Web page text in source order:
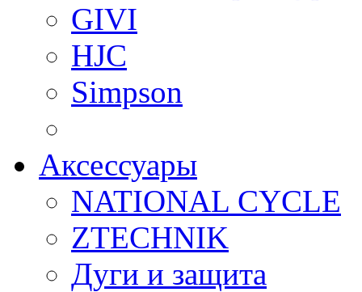
GIVI
HJC
Simpson
Аксессуары
NATIONAL CYCLE
ZTECHNIK
Дуги и защита